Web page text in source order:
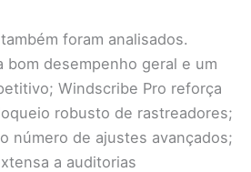
foram analisados.
bom desempenho geral e um
Windscribe Pro reforça
robusto de rastreadores;
número de ajustes avançados;
a auditorias